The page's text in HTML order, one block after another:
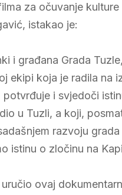
za očuvanje
istakao je:
i građana Grada
ekipi koja je radila na
i svjedoči
u Tuzli, a koji,
razvoju
istinu o zločinu na
ovaj